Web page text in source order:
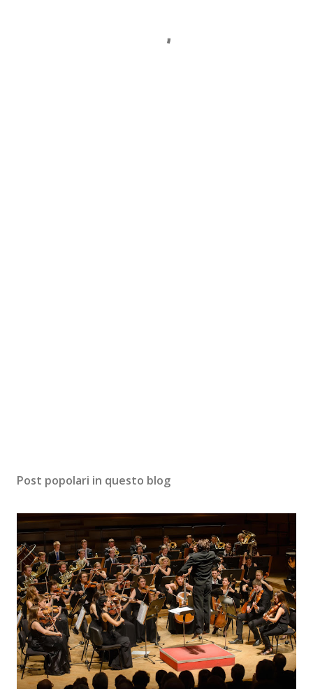
Post popolari in questo blog